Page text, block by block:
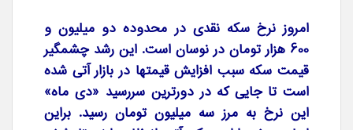
امروز نرخ سکه نقدی در محدوده دو میلیون و
600 هزار تومان در نوسان است. این رشد چشمگیر
قیمت سکه سبب افزایش قیمتها در بازار آتی شده
است تا جایی که در دورترین سررسید «دی ماه»
این نرخ به مرز سه میلیون تومان رسید. براین